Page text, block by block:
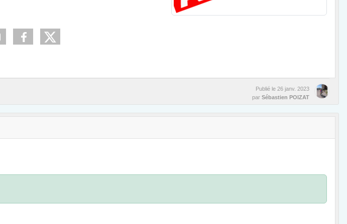
Publié le 26 janv. 2023
par Sébastien POIZAT